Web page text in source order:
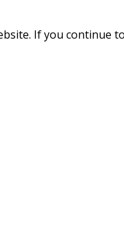
If you continue